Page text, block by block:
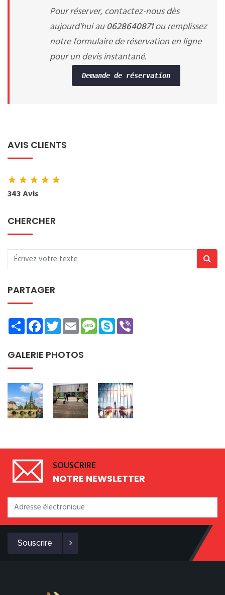
Pour réserver, contactez-nous dès
aujourd'hui au0628640871ou remplissez
notre formulaire de réservation en ligne
pour un devis instantané.
Demande de réservation
AVIS CLIENTS
★★★★★
343 Avis
CHERCHER
PARTAGER
ShareFacebookTwitterEmailMessage
Skype
GALERIE PHOTOS
SOUSCRIRE
NOTRE NEWSLETTER
Souscrire